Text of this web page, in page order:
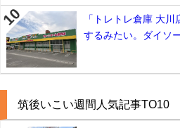
「トレトレ倉庫 大
するみたい。ダイソ
筑後いこい週間人気記事TO10